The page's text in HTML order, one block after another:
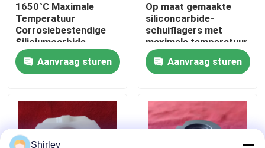
Neem contact met ons op
Verzoek om een Citaat
Ceramische Kogellagers
608 Ceramische Lagers
1650°C Maximale
Temperatuur
Corrosiebestendige
Siliciumcarbide
Keramische
Glijlagerbus Met
Aangepaste
Aanvraag sturen
Op maat gemaakte
siliconcarbide-
schuiflagers met
maximale temperatuur
van 1650 °C en
corrosiebestendigheid
voor ruwe omgevingen
Aanvraag sturen
Shirley